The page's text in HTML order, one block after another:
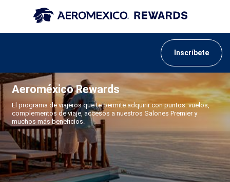
Inscríbete
Aeroméxico Rewards
El programa de viajeros que te permite adquirir con puntos: vuelos,
complementos de viaje, accesos a nuestros Salones Premier y
muchos más beneficios.